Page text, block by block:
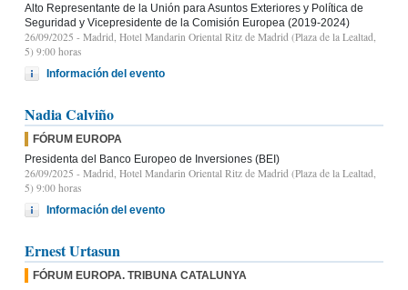
Alto Representante de la Unión para Asuntos Exteriores y Política de
Seguridad y Vicepresidente de la Comisión Europea (2019-2024)
26/09/2025 - Madrid, Hotel Mandarin Oriental Ritz de Madrid (Plaza de la Lealtad,
5) 9:00 horas
Información del evento
Nadia Calviño
FÓRUM EUROPA
Presidenta del Banco Europeo de Inversiones (BEI)
26/09/2025 - Madrid, Hotel Mandarin Oriental Ritz de Madrid (Plaza de la Lealtad,
5) 9:00 horas
Información del evento
Ernest Urtasun
FÓRUM EUROPA. TRIBUNA CATALUNYA